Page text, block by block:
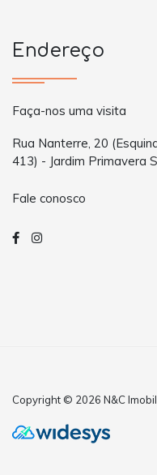
Endereço
Faça-nos uma visita
Rua Nanterre, 20
413) - Jardim Primavera
Fale conosco
Copyright © 2026 N&C